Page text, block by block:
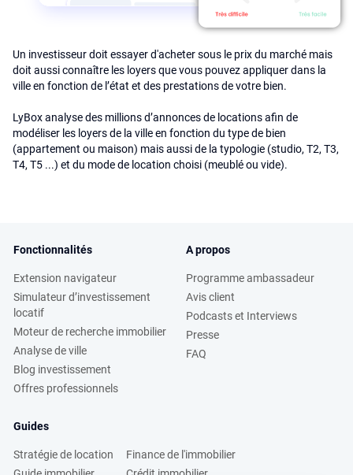
Un investisseur doit essayer d'acheter sous le prix du marché mais
doit aussi connaître les loyers que vous pouvez appliquer dans la
ville en fonction de l’état et des prestations de votre bien.
LyBox analyse des millions d’annonces de locations afin de
modéliser les loyers de la ville en fonction du type de bien
(appartement ou maison) mais aussi de la typologie (studio, T2, T3,
T4, T5 ...) et du mode de location choisi (meublé ou vide).
Fonctionnalités
Extension navigateur
Simulateur d’investissement
locatif
Moteur de recherche immobilier
Analyse de ville
Blog investissement
Offres professionnels
A propos
Programme ambassadeur
Avis client
Podcasts et Interviews
Presse
FAQ
Guides
Stratégie de location
Finance de l'immobilier